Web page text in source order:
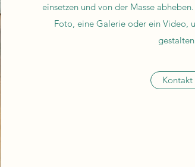
einsetzen und von der Masse
Foto, eine Galerie oder ein Video,
Kontakt